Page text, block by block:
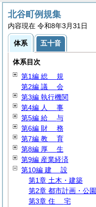
北谷町例規集
内容現在 令和8年3月31日
体系 五十音
体系目次
第1編 総 規
第2編 議 会
第3編 執行機関
第4編 人 事
第5編 給 与
第6編 財 務
第7編 教 育
第8編 厚 生
第9編 産業経済
第10編 建 設
第1章 土木・建築
第2章 都市計画・公園
第3章 住 宅